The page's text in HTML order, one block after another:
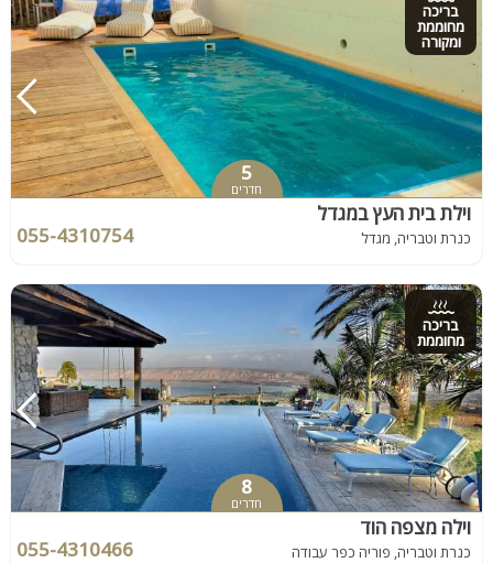
בריכה
מחוממת
ומקורה
5
חדרים
וילת בית העץ במגדל
כנרת וטבריה, מגדל 055-4310754
בריכה
מחוממת
8
חדרים
וילה מצפה הוד
כנרת וטבריה, פוריה כפר עבודה 055-4310466